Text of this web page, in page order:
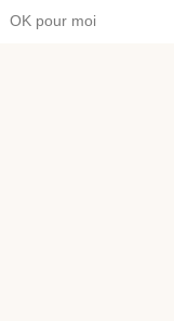
OK pour moi